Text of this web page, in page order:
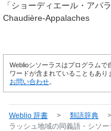
「ショーディエール・アパ
Chaudière-Appalaches
Weblioシソーラスはプログラム
ワードが含まれていることもあり
お問い合わせ
Weblio 辞書 > 類語辞典 >
ラッシュ地域の同義語・シソー